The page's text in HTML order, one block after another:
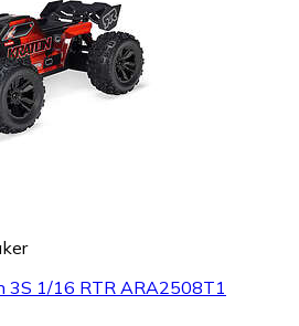
3S 1/16 RTR ARA2508T1